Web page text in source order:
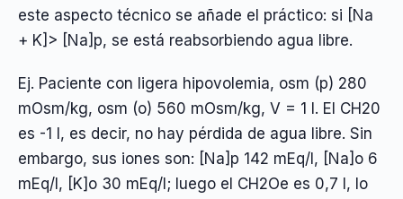
este aspecto técnico se añade el práctico: si [Na
+ K]> [Na]p, se está reabsorbiendo agua libre.
Ej. Paciente con ligera hipovolemia, osm (p) 280
mOsm/kg, osm (o) 560 mOsm/kg, V = 1 l. El CH20
es -1 l, es decir, no hay pérdida de agua libre. Sin
embargo, sus iones son: [Na]p 142 mEq/l, [Na]o 6
mEq/l, [K]o 30 mEq/l; luego el CH2Oe es 0,7 l, lo